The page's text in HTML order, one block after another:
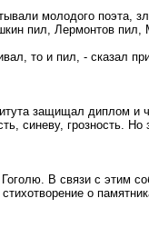
молодого поэта,
пил, Лермонтов пил,
то и пил, - сказал
защищал диплом и
синеву, грозность. Но
В связи с этим
о